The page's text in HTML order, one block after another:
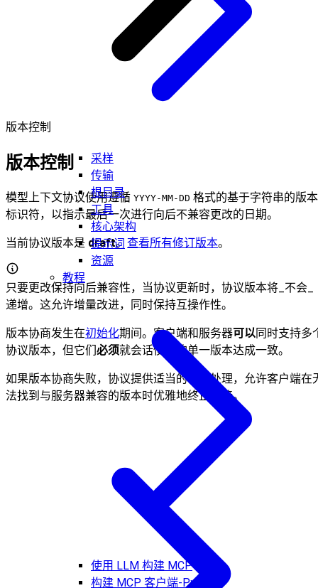
采样
传输
根目录
工具
核心架构
提示词
资源
教程
使用 LLM 构建 MCP
构建 MCP 客户端-Python
版本控制
版本控制
模型上下文协议使用遵循 YYYY-MM-DD 格式的基于字符串的版本
标识符，以指示最后一次进行向后不兼容更改的日期。
当前协议版本是 draft。 查看所有修订版本。
只要更改保持向后兼容性，当协议更新时，协议版本将_不会_
递增。这允许增量改进，同时保持互操作性。
版本协商发生在初始化期间。客户端和服务器可以同时支持多
协议版本，但它们必须就会话使用的单一版本达成一致。
如果版本协商失败，协议提供适当的错误处理，允许客户端在
法找到与服务器兼容的版本时优雅地终止连接。